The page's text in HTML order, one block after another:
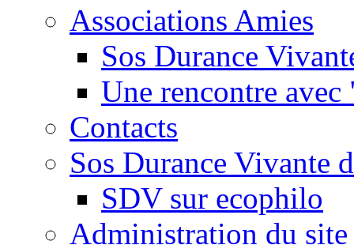
Associations Amies
Sos Durance
Une rencontre
Contacts
Sos Durance Vivante
SDV sur ecophilo
Administration du site